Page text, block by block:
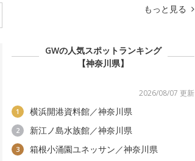
もっと見る
GWの人気スポットランキング
【神奈川県】
2026/08/07 更新
1 横浜開港資料館／神奈川県
2 新江ノ島水族館／神奈川県
3 箱根小涌園ユネッサン／神奈川県